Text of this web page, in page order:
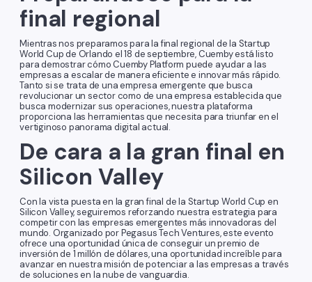
final regional
Mientras nos preparamos para la final regional de la Startup
World Cup de Orlando el 18 de septiembre, Cuemby está listo
para demostrar cómo Cuemby Platform puede ayudar a las
empresas a escalar de manera eficiente e innovar más rápido.
Tanto si se trata de una empresa emergente que busca
revolucionar un sector como de una empresa establecida que
busca modernizar sus operaciones, nuestra plataforma
proporciona las herramientas que necesita para triunfar en el
vertiginoso panorama digital actual.
De cara a la gran final en
Silicon Valley
Con la vista puesta en la gran final de la Startup World Cup en
Silicon Valley, seguiremos reforzando nuestra estrategia para
competir con las empresas emergentes más innovadoras del
mundo. Organizado por Pegasus Tech Ventures, este evento
ofrece una oportunidad única de conseguir un premio de
inversión de 1 millón de dólares, una oportunidad increíble para
avanzar en nuestra misión de potenciar a las empresas a través
de soluciones en la nube de vanguardia.